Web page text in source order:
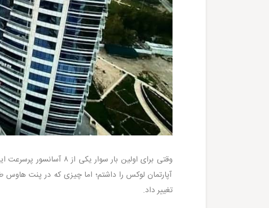
وقتی برای اولین بار
آپارتمان لوکس را داشتم؛ اما چیزی که در پنت هاوس
تغییر داد.